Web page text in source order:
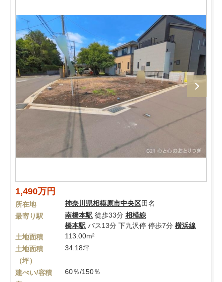
1,490万円
所在地 神奈川県相模原市中央区田名
最寄り駅
南橋本駅 徒歩33分 相模線
橋本駅 バス13分 下九沢停 停歩7分 横浜線
土地面積
113.00m²
土地面積
（坪）
34.18坪
建ぺい/容積
60％/150％